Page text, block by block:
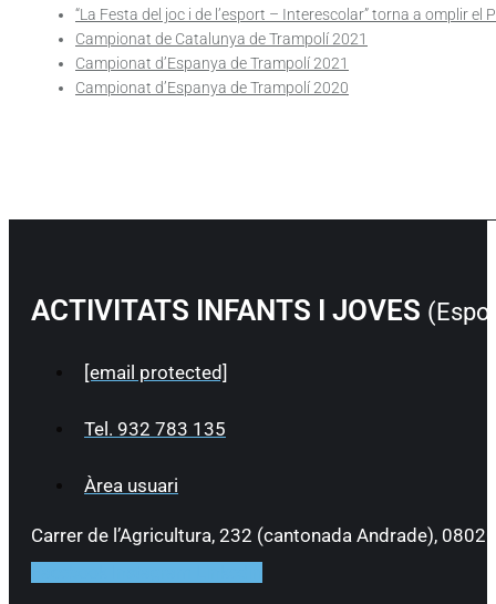
“La Festa del joc i de l’esport – Interescolar” torna a omplir el
Campionat de Catalunya de Trampolí 2021
Campionat d’Espanya de Trampolí 2021
Campionat d’Espanya de Trampolí 2020
ACTIVITATS INFANTS I JOVES
[email protected]
Tel. 932 783 135
Àrea usuari
Carrer de l’Agricultura, 232 (cantonada Andrade),